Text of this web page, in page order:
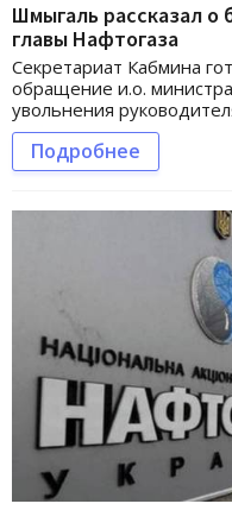
Шмыгаль рассказал о
главы Нафтогаза
Секретариат Кабмина
обращение и.о.
увольнения
Подробнее